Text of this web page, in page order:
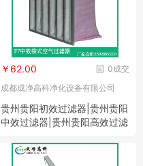
0成交
￥62.00
成都成净高科净化设备有限公司
贵州贵阳初效过滤器|贵州贵阳
中效过滤器|贵州贵阳高效过滤